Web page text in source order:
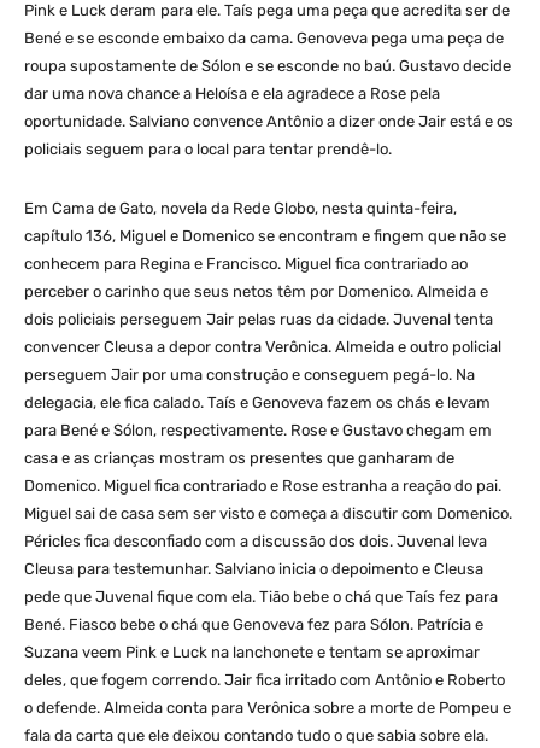
Pink e Luck deram para ele. Taís pega uma peça que acredita ser de
Bené e se esconde embaixo da cama. Genoveva pega uma peça de
roupa supostamente de Sólon e se esconde no baú. Gustavo decide
dar uma nova chance a Heloísa e ela agradece a Rose pela
oportunidade. Salviano convence Antônio a dizer onde Jair está e os
policiais seguem para o local para tentar prendê-lo.
Em Cama de Gato, novela da Rede Globo, nesta quinta-feira,
capítulo 136, Miguel e Domenico se encontram e fingem que não se
conhecem para Regina e Francisco. Miguel fica contrariado ao
perceber o carinho que seus netos têm por Domenico. Almeida e
dois policiais perseguem Jair pelas ruas da cidade. Juvenal tenta
convencer Cleusa a depor contra Verônica. Almeida e outro policial
perseguem Jair por uma construção e conseguem pegá-lo. Na
delegacia, ele fica calado. Taís e Genoveva fazem os chás e levam
para Bené e Sólon, respectivamente. Rose e Gustavo chegam em
casa e as crianças mostram os presentes que ganharam de
Domenico. Miguel fica contrariado e Rose estranha a reação do pai.
Miguel sai de casa sem ser visto e começa a discutir com Domenico.
Péricles fica desconfiado com a discussão dos dois. Juvenal leva
Cleusa para testemunhar. Salviano inicia o depoimento e Cleusa
pede que Juvenal fique com ela. Tião bebe o chá que Taís fez para
Bené. Fiasco bebe o chá que Genoveva fez para Sólon. Patrícia e
Suzana veem Pink e Luck na lanchonete e tentam se aproximar
deles, que fogem correndo. Jair fica irritado com Antônio e Roberto
o defende. Almeida conta para Verônica sobre a morte de Pompeu e
fala da carta que ele deixou contando tudo o que sabia sobre ela.